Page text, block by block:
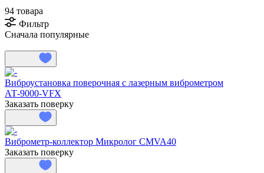
94 товара
Фильтр
Сначала популярные
Виброустановка поверочная с лазерным виброметром
АТ-9000-VFX
Заказать поверку
Виброметр-коллектор Микролог CMVA40
Заказать поверку